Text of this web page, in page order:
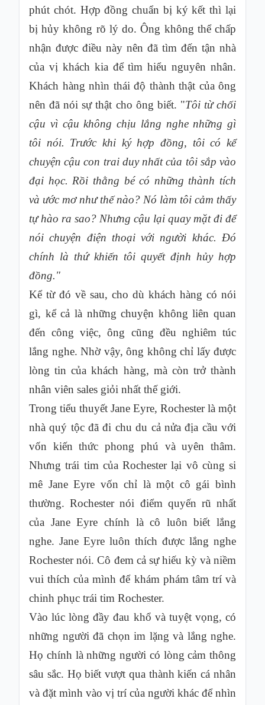
phút chót. Hợp đồng chuẩn bị ký kết thì lại
bị hủy không rõ lý do. Ông không thể chấp
nhận được điều này nên đã tìm đến tận nhà
của vị khách kia để tìm hiểu nguyên nhân.
Khách hàng nhìn thái độ thành thật của ông
nên đã nói sự thật cho ông biết. "Tôi từ chối
cậu vì cậu không chịu lắng nghe những gì
tôi nói. Trước khi ký hợp đồng, tôi có kể
chuyện cậu con trai duy nhất của tôi sắp vào
đại học. Rồi thằng bé có những thành tích
và ước mơ như thế nào? Nó làm tôi cảm thấy
tự hào ra sao? Nhưng cậu lại quay mặt đi để
nói chuyện điện thoại với người khác. Đó
chính là thứ khiến tôi quyết định hủy hợp
đồng."
Kể từ đó về sau, cho dù khách hàng có nói
gì, kể cả là những chuyện không liên quan
đến công việc, ông cũng đều nghiêm túc
lắng nghe. Nhờ vậy, ông không chỉ lấy được
lòng tin của khách hàng, mà còn trở thành
nhân viên sales giỏi nhất thế giới.
Trong tiểu thuyết Jane Eyre, Rochester là một
nhà quý tộc đã đi chu du cả nửa địa cầu với
vốn kiến thức phong phú và uyên thâm.
Nhưng trái tim của Rochester lại vô cùng si
mê Jane Eyre vốn chỉ là một cô gái bình
thường. Rochester nói điểm quyến rũ nhất
của Jane Eyre chính là cô luôn biết lắng
nghe. Jane Eyre luôn thích được lắng nghe
Rochester nói. Cô đem cả sự hiếu kỳ và niềm
vui thích của mình để khám phám tâm trí và
chinh phục trái tim Rochester.
Vào lúc lòng đầy đau khổ và tuyệt vọng, có
những người đã chọn im lặng và lắng nghe.
Họ chính là những người có lòng cảm thông
sâu sắc. Họ biết vượt qua thành kiến cá nhân
và đặt mình vào vị trí của người khác để nhìn